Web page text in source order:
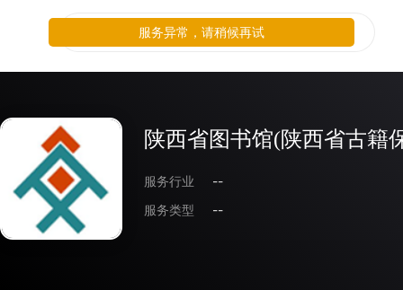
陕西省图书馆(陕西省古籍
服务行业
--
服务类型
--
服务异常，请稍候再试